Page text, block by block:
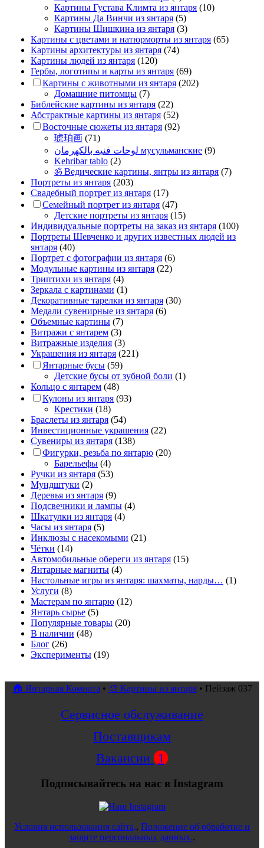
Картины Густава Климта из янтаря (10)
Картины Да Винчи из янтаря (5)
Картины Шишкина из янтаря (3)
Картины с цветами и натюрморты из янтаря (65)
Картины архитектуры из янтаря (74)
Картины людей из янтаря (120)
Гербы, логотипы и карты из янтаря (69)
Картины с животными из янтаря (202)
Домашние питомцы (7)
Библейские картины из янтаря (22)
Абстрактные картины из янтаря (52)
Восточные сюжеты из янтаря (92)
琥珀画 (71)
لوحات فنيه بالكهرمان мусульманские (9)
Kehribar tablo (2)
ॐ Ведические картины, янтры из янтаря (7)
Портреты из янтаря (203)
Свадебный портрет из янтаря (17)
Семейный портрет из янтаря (47)
Детские портреты из янтаря (15)
Индивидуальные портреты на заказ из янтаря (100)
Портреты Шевченко и других известных людей из
янтаря (40)
Портрет c фотографии из янтаря (6)
Модульные картины из янтаря (22)
Триптихи из янтаря (4)
Зеркала с картинами (1)
Декоративные тарелки из янтаря (30)
Медали сувенирные из янтаря (6)
Объемные картины (7)
Витражи с янтарем (3)
Витражные изделия (3)
Украшения из янтаря (221)
Янтарные бусы (59)
Детские бусы от зубной боли (1)
Кольцо с янтарем (48)
Кулоны из янтаря (93)
Крестики (18)
Браслеты из янтаря (54)
Инвестиционные украшения (22)
Сувениры из янтаря (138)
Фигурки, резьба по янтарю (20)
Барельефы (4)
Ручки из янтаря (53)
Мундштуки (2)
Деревья из янтаря (9)
Подсвечники и лампы (4)
Шкатулки из янтаря (4)
Часы из янтаря (5)
Инклюзы с насекомыми (21)
Чётки (14)
Автомобильные обереги из янтаря (15)
Янтарные магниты (4)
Настольные игры из янтаря: шахматы, нарды… (1)
Услуги (8)
Мастерам по янтарю (12)
Янтарь сырье (5)
Популярные товары (20)
В наличии (48)
Блог (26)
Эксперименты (19)
🏠 Янтарная Комната • 🎨 Картины из янтаря• Пейзаж 037
Сервисное обслуживание
Поставщикам
Вакансии 1
Подписывайтесь на нас в Instagram
Условия использования сайта,, Положение об обработке и
защите персональных данных..